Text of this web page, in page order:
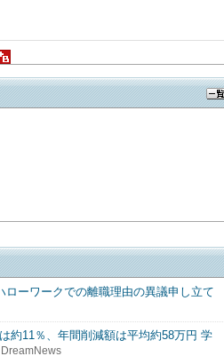
ーワークでの離職理由の異議申し立て
約11％、年間削減額は平均約58万円 学